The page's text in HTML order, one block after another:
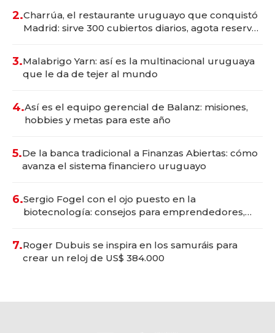
2.Charrúa, el restaurante uruguayo que conquistó
Madrid: sirve 300 cubiertos diarios, agota reservas
3.Malabrigo Yarn: así es la multinacional uruguaya
que le da de tejer al mundo
4.Así es el equipo gerencial de Balanz: misiones,
hobbies y metas para este año
5.De la banca tradicional a Finanzas Abiertas: cómo
avanza el sistema financiero uruguayo
6.Sergio Fogel con el ojo puesto en la
biotecnología: consejos para emprendedores,
7.Roger Dubuis se inspira en los samuráis para
crear un reloj de US$ 384.000